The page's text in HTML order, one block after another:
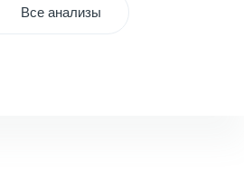
Все анализы